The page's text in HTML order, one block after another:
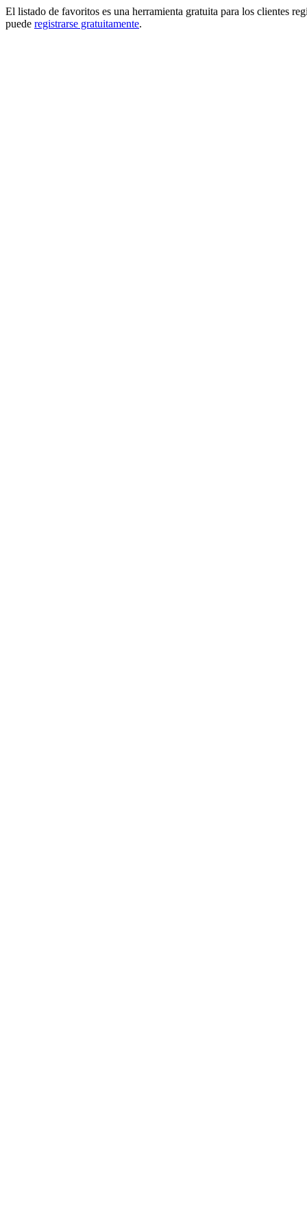
El listado de favoritos es una herramienta gratuita para los clientes
puede registrarse gratuitamente.